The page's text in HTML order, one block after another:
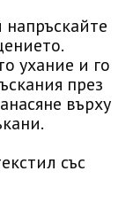
ухание и го
през
върху
със